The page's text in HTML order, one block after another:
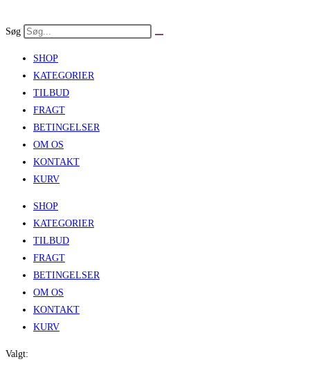
to
Søg
SHOP
KATEGORIER
TILBUD
FRAGT
BETINGELSER
OM OS
KONTAKT
KURV
SHOP
KATEGORIER
TILBUD
FRAGT
BETINGELSER
OM OS
KONTAKT
KURV
Valgt: